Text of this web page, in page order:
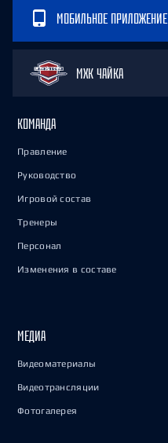
МОБИЛЬНОЕ ПРИЛОЖЕНИЕ
МХК ЧАЙКА
КОМАНДА
Правление
Руководство
Игровой состав
Тренеры
Персонал
Изменения в составе
МЕДИА
Видеоматериалы
Видеотрансляции
Фотогалерея